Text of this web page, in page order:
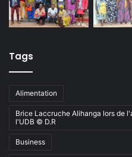
Tags
Alimentation
Brice Laccruche Alihanga lors de
l'UDB © D.R
Business